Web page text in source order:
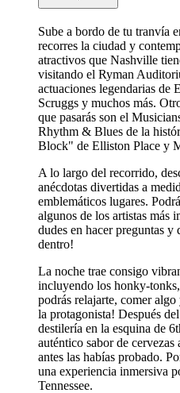
Sube a bordo de tu tranvía
recorres la ciudad y
atractivos que Nashville
visitando el Ryman
actuaciones legendarias de
Scruggs y muchos más.
que pasarás son el
Rhythm & Blues de la
Block" de Elliston Place y
A lo largo del recorrido,
anécdotas divertidas a
emblemáticos lugares.
algunos de los artistas más
dudes en hacer preguntas y
dentro!
La noche trae consigo
incluyendo los honky-
podrás relajarte, comer
la protagonista! Después
destilería en la esquina de
auténtico sabor de
antes las habías probado.
una experiencia inmersiva
Tennessee.